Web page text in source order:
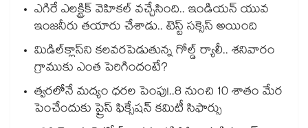
ఎగిరే ఎలక్ట్రిక్ వెహికల్ వచ్చేసింది.. ఇండియన్ యువ
ఇంజనీరు తయారు చేశాడు.. టెస్ట్ సక్సెస్ అయింది
మిడిల్‌క్లాస్‌ని కలవరపెడుతున్న గోల్డ్ ర్యాలీ.. శనివారం
గ్రాముకు ఎంత పెరిగిందంటే?
త్వరలోనే మద్యం ధ‌‌ర‌‌ల పెంపు!..8 నుంచి 10 శాతం మేర
పెంచేందుకు ప్రైస్ ఫిక్సేష‌‌న్ క‌‌మిటీ సిఫార్సు